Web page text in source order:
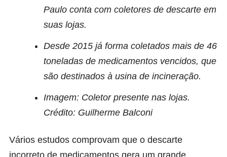
Paulo conta com coletores de descarte em
suas lojas.
Desde 2015 já forma coletados mais de 46
toneladas de medicamentos vencidos, que
são destinados à usina de incineração.
Imagem: Coletor presente nas lojas.
Crédito: Guilherme Balconi
Vários estudos comprovam que o descarte
incorreto de medicamentos gera um grande